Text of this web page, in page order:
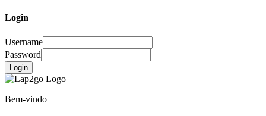
Login
Username
Password
Login
Bem-vindo